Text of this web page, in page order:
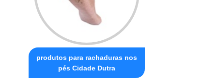
produtos para rachaduras nos
pés Cidade Dutra